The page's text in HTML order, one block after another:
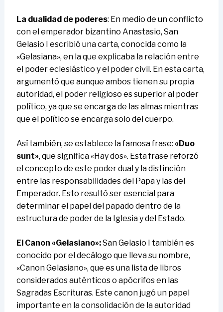
La dualidad de poderes: En medio de un conflicto
con el emperador bizantino Anastasio, San
Gelasio I escribió una carta, conocida como la
«Gelasiana», en la que explicaba la relación entre
el poder eclesiástico y el poder civil. En esta carta,
argumentó que aunque ambos tienen su propia
autoridad, el poder religioso es superior al poder
político, ya que se encarga de las almas mientras
que el político se encarga solo del cuerpo.
Así también, se establece la famosa frase: «Duo
sunt», que significa «Hay dos». Esta frase reforzó
el concepto de este poder dual y la distinción
entre las responsabilidades del Papa y las del
Emperador. Esto resultó ser esencial para
determinar el papel del papado dentro de la
estructura de poder de la Iglesia y del Estado.
El Canon «Gelasiano»:San Gelasio I también es
conocido por el decálogo que lleva su nombre,
«Canon Gelasiano», que es una lista de libros
considerados auténticos o apócrifos en las
Sagradas Escrituras. Este canon jugó un papel
importante en la consolidación de la autoridad